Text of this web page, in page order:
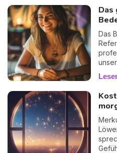
Das
Das
und
ist.
und
dass
Löwen Lass dein Herz